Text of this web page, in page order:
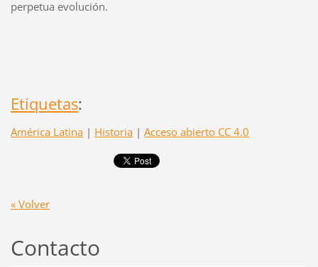
perpetua evolución.
Etiquetas:
América Latina | Historia | Acceso abierto CC 4.0
« Volver
Contacto